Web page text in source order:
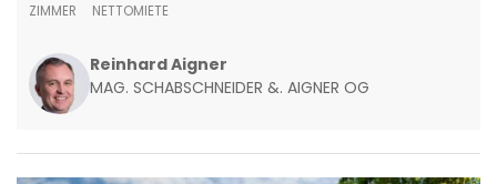
ZIMMER NETTOMIETE
Reinhard Aigner
MAG. SCHABSCHNEIDER &. AIGNER OG